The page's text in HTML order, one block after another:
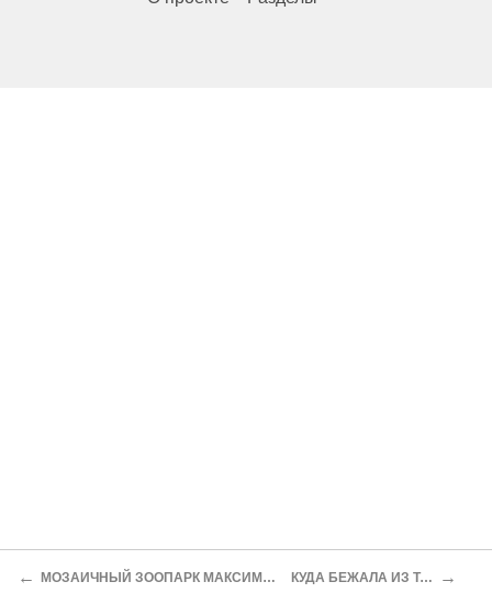
← МОЗАИЧНЫЙ ЗООПАРК МАКСИМИАНА И ГРОТ-НИМФЕУМ ТИБЕРИЯ КУДА БЕЖАЛА ИЗ ТАВРИДЫ ИФИГЕНИЯ →